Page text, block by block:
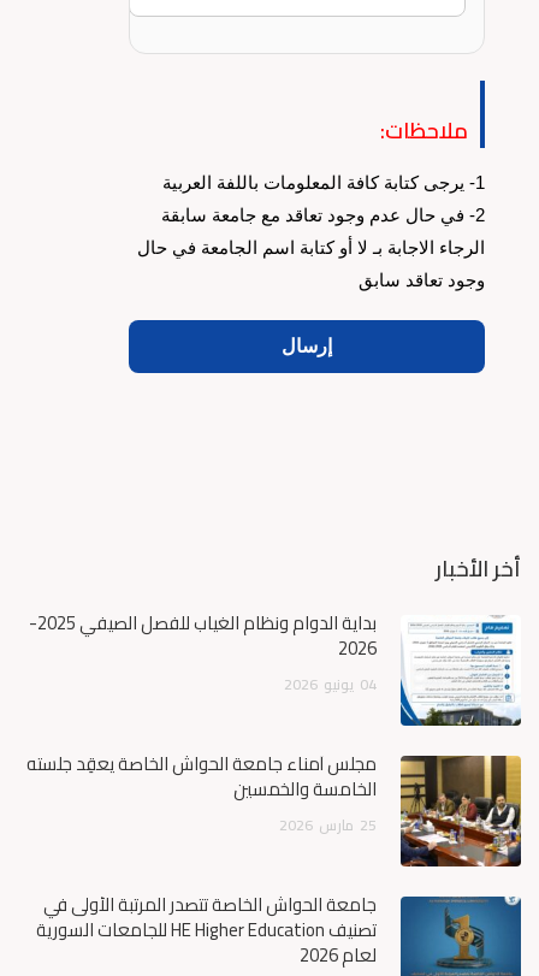
ملاحظات:
1- يرجى كتابة كافة المعلومات باللفة العربية
2- في حال عدم وجود تعاقد مع جامعة سابقة
الرجاء الاجابة بـ لا أو كتابة اسم الجامعة في حال
وجود تعاقد سابق
أخر الأخبار
بداية الدوام ونظام الغياب للفصل الصيفي 2025-
2026
04 يونيو 2026
مجلس أمناء جامعة الحواش الخاصة يعقِد جلسته
الخامسة والخمسين
25 مارس 2026
جامعة الحواش الخاصة تتصدر المرتبة الأولى في
تصنيف HE Higher Education للجامعات السورية
لعام 2026